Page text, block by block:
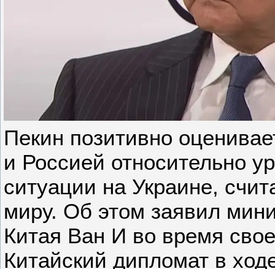
Пекин позитивно
и Россией относительно
ситуации на Украине,
миру. Об этом заявил
Китая Ван И во время
Китайский дипломат в